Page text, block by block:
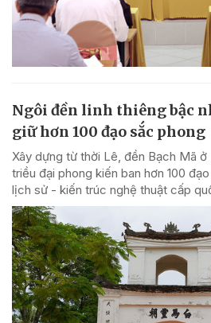
Ngôi đền linh thiêng bậc
giữ hơn 100 đạo sắc phong
Xây dựng từ thời Lê, đền Bạch Mã
triều đại phong kiến ban hơn 100
lịch sử - kiến trúc nghệ thuật cấp